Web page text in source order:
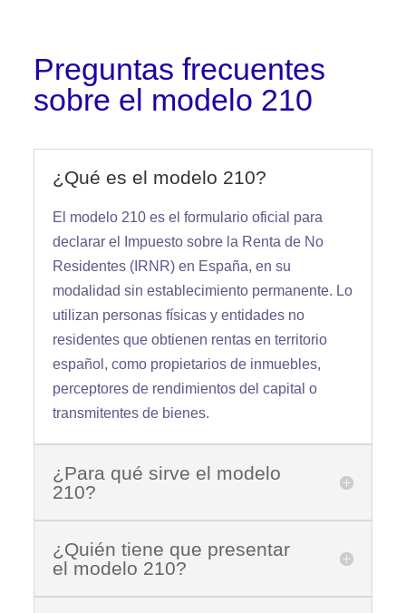
Preguntas frecuentes
sobre el modelo 210
¿Qué es el modelo 210?
El modelo 210 es el formulario oficial para
declarar el Impuesto sobre la Renta de No
Residentes (IRNR) en España, en su
modalidad sin establecimiento permanente. Lo
utilizan personas físicas y entidades no
residentes que obtienen rentas en territorio
español, como propietarios de inmuebles,
perceptores de rendimientos del capital o
transmitentes de bienes.
¿Para qué sirve el modelo
210?
¿Quién tiene que presentar
el modelo 210?